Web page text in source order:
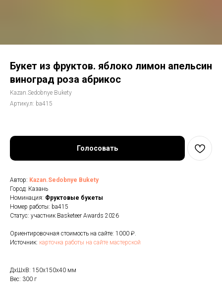
Букет из фруктов. яблоко лимон апельсин
виноград роза абрикос
Kazan.Sedobnye Bukety
Артикул: ba415
Голосовать
Автор: Kazan.Sedobnye Bukety
Город: Казань
Номинация: Фруктовые букеты
Номер работы: ba415
Статус: участник Basketeer Awards 2026
Ориентировочная стоимость на сайте: 1000 ₽.
Источник: карточка работы на сайте мастерской
ДxШxВ: 150x150x40 мм
Вес: 300 г